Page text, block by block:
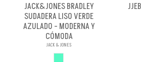
JACK&JONES BRADLEY
SUDADERA LISO VERDE
AZULADO - MODERNA Y
CÓMODA
JACK & JONES